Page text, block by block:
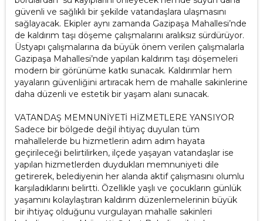
güvenli ve sağlıklı bir şekilde vatandaşlara ulaşmasını
sağlayacak. Ekipler aynı zamanda Gazipaşa Mahallesi’nde
de kaldırım taşı döşeme çalışmalarını aralıksız sürdürüyor.
Üstyapı çalışmalarına da büyük önem verilen çalışmalarla
Gazipaşa Mahallesi’nde yapılan kaldırım taşı döşemeleri
modern bir görünüme katkı sunacak. Kaldırımlar hem
yayaların güvenliğini artıracak hem de mahalle sakinlerine
daha düzenli ve estetik bir yaşam alanı sunacak.
VATANDAŞ MEMNUNİYETİ HİZMETLERE YANSIYOR
Sadece bir bölgede değil ihtiyaç duyulan tüm
mahallelerde bu hizmetlerin adım adım hayata
geçirileceği belirtilirken, ilçede yaşayan vatandaşlar ise
yapılan hizmetlerden duydukları memnuniyeti dile
getirerek, belediyenin her alanda aktif çalışmasını olumlu
karşıladıklarını belirtti. Özellikle yaşlı ve çocukların günlük
yaşamını kolaylaştıran kaldırım düzenlemelerinin büyük
bir ihtiyaç olduğunu vurgulayan mahalle sakinleri